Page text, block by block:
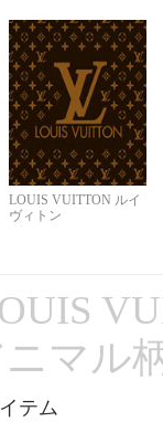
LOUIS VUITTON ルイ
ヴィトン
ニマル
テム